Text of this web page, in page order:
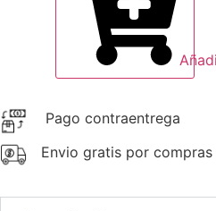
Pago contraentrega
Envio gratis por